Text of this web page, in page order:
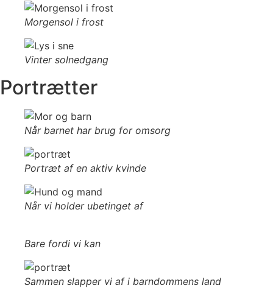
Morgensol i frost
Vinter solnedgang
Portrætter
Når barnet har brug for omsorg
Portræt af en aktiv kvinde
Når vi holder ubetinget af
Bare fordi vi kan
Sammen slapper vi af i barndommens land